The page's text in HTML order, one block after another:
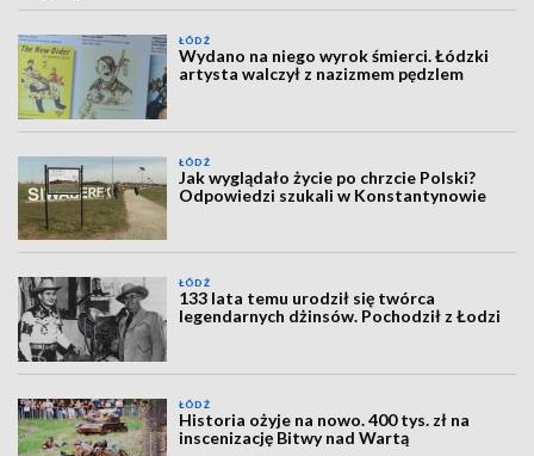
ŁÓDŹ
Wydano na niego wyrok śmierci. Łódzki
artysta walczył z nazizmem pędzlem
ŁÓDŹ
Jak wyglądało życie po chrzcie Polski?
Odpowiedzi szukali w Konstantynowie
ŁÓDŹ
133 lata temu urodził się twórca
legendarnych dżinsów. Pochodził z Łodzi
ŁÓDŹ
Historia ożyje na nowo. 400 tys. zł na
inscenizację Bitwy nad Wartą